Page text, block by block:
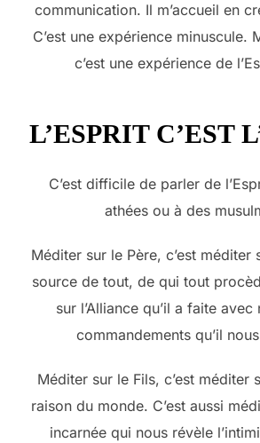
communication. Il m’accueil en
C’est une expérience minuscule.
c’est une expérience de
L’ESPRIT C’EST
C’est difficile de parler de
athées ou à des
Méditer sur le Père, c’est méditer
source de tout, de qui tout
sur l’Alliance qu’il a faite
commandements qu’il
Méditer sur le Fils, c’est méditer
raison du monde. C’est aussi
incarnée qui nous révèle